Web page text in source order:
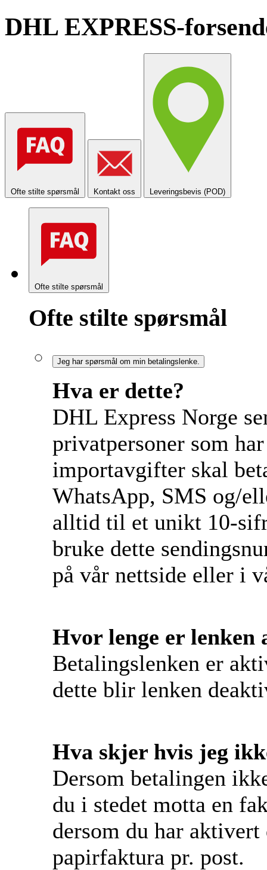
DHL EXPRESS-
Ofte stilte spørsmål Kontakt oss Leveringsbevis (POD)
Ofte stilte spørsmål
Ofte stilte spørsmål
Jeg har spørsmål om min betalingslenke.
Hva er dette?
DHL Express Norge
privatpersoner som
importavgifter skal
WhatsApp, SMS og/
alltid til et unikt 10-
bruke dette
på vår nettside eller i
Hvor lenge er lenken
Betalingslenken er
dette blir lenken
Hva skjer hvis jeg
Dersom betalingen
du i stedet motta en
dersom du har
papirfaktura pr. post.